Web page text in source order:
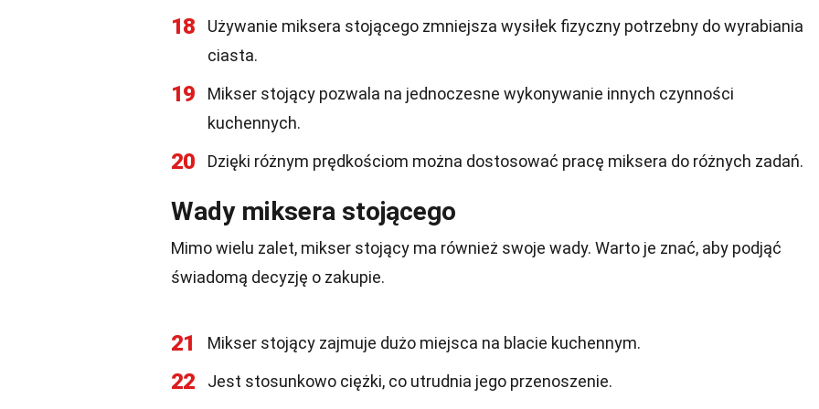
18
Używanie miksera stojącego zmniejsza wysiłek fizyczny potrzebny do wyrabiania
ciasta.
19
Mikser stojący pozwala na jednoczesne wykonywanie innych czynności
kuchennych.
20 Dzięki różnym prędkościom można dostosować pracę miksera do różnych zadań.
Wady miksera stojącego
Mimo wielu zalet, mikser stojący ma również swoje wady. Warto je znać, aby podjąć
świadomą decyzję o zakupie.
21 Mikser stojący zajmuje dużo miejsca na blacie kuchennym.
22 Jest stosunkowo ciężki, co utrudnia jego przenoszenie.